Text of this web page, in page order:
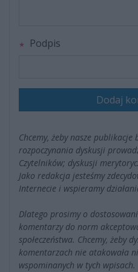
Podpis
Dodaj
Chcemy, żeby nasze publikacje
rozpoczynania dyskusji
Czytelników; dyskusji
Jako redakcja jesteśmy
Internecie i wspieramy
Dlatego prosimy o
komentarzy do norm
społeczeństwa. Chcemy, żeby
komentarzach nie atakowała
wspominanych w tych wpisach.